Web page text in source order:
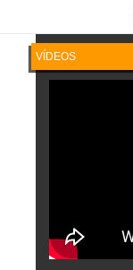
VÍDEOS